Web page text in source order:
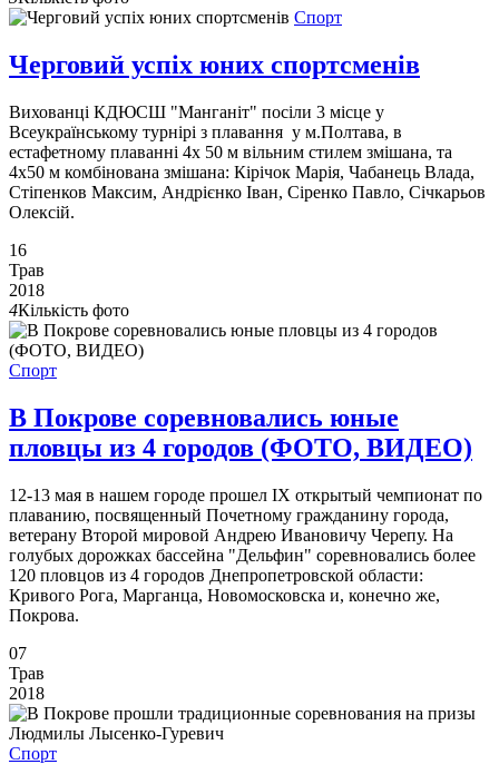
Спорт
Черговий успіх юних спортсменів
Вихованці КДЮСШ "Манганіт" посіли 3 місце у
Всеукраїнському турнірі з плавання у м.Полтава, в
естафетному плаванні 4х 50 м вільним стилем змішана, та
4х50 м комбінована змішана: Кірічок Марія, Чабанець Влада,
Стіпенков Максим, Андрієнко Іван, Сіренко Павло, Січкарьов
Олексій.
16
Трав
2018
4Кількість фото
Спорт
В Покрове соревновались юные
пловцы из 4 городов (ФОТО, ВИДЕО)
12-13 мая в нашем городе прошел ІХ открытый чемпионат по
плаванию, посвященный Почетному гражданину города,
ветерану Второй мировой Андрею Ивановичу Черепу. На
голубых дорожках бассейна "Дельфин" соревновались более
120 пловцов из 4 городов Днепропетровской области:
Кривого Рога, Марганца, Новомосковска и, конечно же,
Покрова.
07
Трав
2018
Спорт